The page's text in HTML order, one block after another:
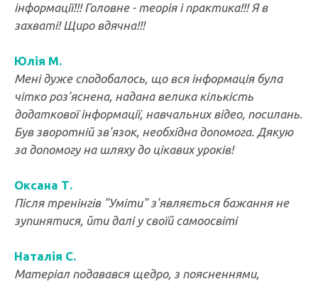
інформації!!! Головне - теорія і практика!!! Я в
захваті! Щиро вдячна!!!
Юлія М.
Мені дуже сподобалось, що вся інформація була
чітко роз'яснена, надана велика кількість
додаткової інформації, навчальних відео, посилань.
Був зворотній зв'язок, необхідна допомога. Дякую
за допомогу на шляху до цікавих уроків!
Оксана Т.
Після тренінгів "Уміти" з'являється бажання не
зупинятися, йти далі у своїй самоосвіті
Наталія С.
Матеріал подавався щедро, з поясненнями,